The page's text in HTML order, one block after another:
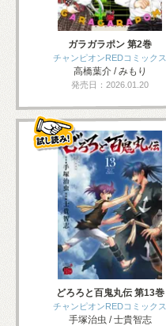
ガラガラポン 第2巻
チャンピオンREDコミックス
高橋葉介 / みもり
発売日：2026.01.20
どろろと百鬼丸伝 第13巻
チャンピオンREDコミックス
手塚治虫 / 士貴智志